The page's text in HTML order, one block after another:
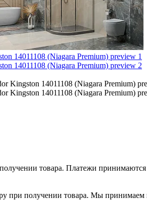
товара. Платежи
при получении товара. Мы